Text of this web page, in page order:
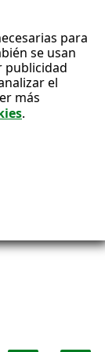
para
se usan
publicidad
el
más
.